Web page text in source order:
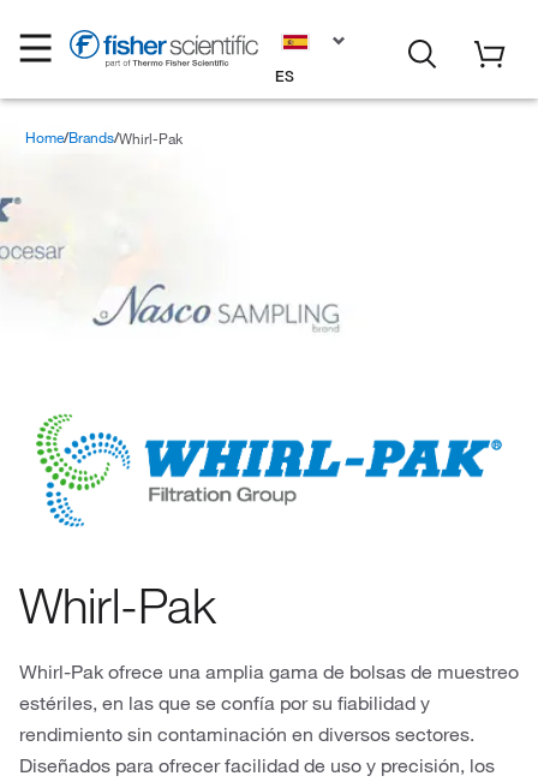
ES
Home Brands Whirl-Pak
Whirl-Pak
Whirl-Pak ofrece una amplia gama de bolsas de muestreo
estériles, en las que se confía por su fiabilidad y
rendimiento sin contaminación en diversos sectores.
Diseñados para ofrecer facilidad de uso y precisión, los